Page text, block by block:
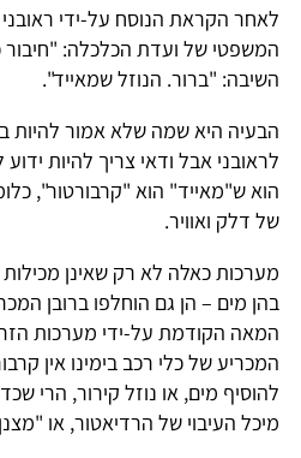
לאחר הקראת הנוסח על-ידי
המשפטי של ועדת הכלכלה: "חיבור
השיבה: "ברור. הנוזל שמאייד".
הבעיה היא שמה שלא אמור להיות
לראובני אבל ודאי צריך להיות
הוא ש"מאייד" הוא "קרבורטור",
של דלק ואוויר.
מערכות כאלה לא רק שאינן מכילות
בהן מים – הן גם הוחלפו ברובן
המאה הקודמת על-ידי מערכות
המכריע של כלי רכב בימינו אין
להוסיף מים, או נוזל קירור, הרי
מיכל העיבוי של הרדיאטור, או